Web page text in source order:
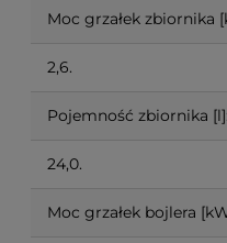
Moc grzałek zbiornika
2,6.
Pojemność zbiornika [l]:
24,0.
Moc grzałek bojlera